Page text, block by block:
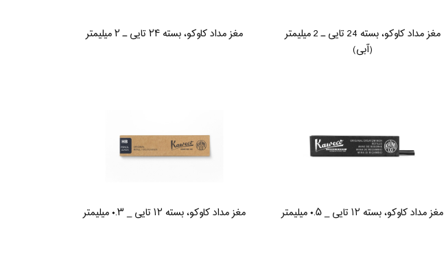
مغز مداد کاوکو، بسته 24 تایی ـ 2 میلیمتر
(آبی)
مغز مداد کاوکو، بسته ۲۴ تایی ـ ۲ میلیمتر
مغز مداد کاوکو، بسته ۱۲ تایی _ ۰.۵ میلیمتر مغز مداد کاوکو، بسته ۱۲ تایی _ ۰.۳ میلیمتر